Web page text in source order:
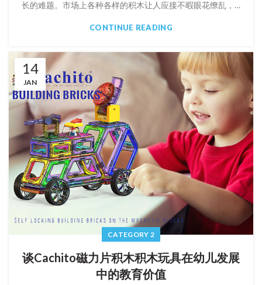
长的难题。市场上各种各样的积木让人应接不暇眼花缭乱，…
CONTINUE READING
14
JAN
CATEGORY 2
谈Cachito磁力片积木积木玩具在幼儿发展
中的教育价值